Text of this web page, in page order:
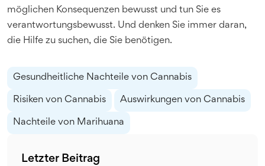
möglichen Konsequenzen bewusst und tun Sie es
verantwortungsbewusst. Und denken Sie immer daran,
die Hilfe zu suchen, die Sie benötigen.
Gesundheitliche Nachteile von Cannabis
Risiken von Cannabis Auswirkungen von Cannabis
Nachteile von Marihuana
Letzter Beitrag